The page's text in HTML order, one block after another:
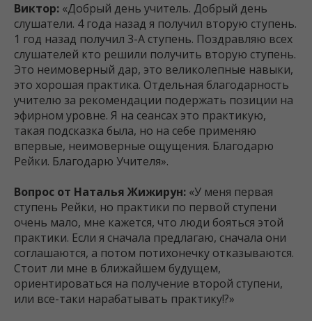
Виктор: «Добрый день учитель. Добрый день
слушатели. 4 года назад я получил вторую ступень.
1 год назад получил 3-А ступень. Поздравляю всех
слушателей кто решили получить вторую ступень.
Это неимоверный дар, это великолепные навыки,
это хорошая практика. Отдельная благодарность
учителю за рекомендации подержать позиции на
эфирном уровне. Я на сеансах это практикую,
такая подсказка была, но на себе применяю
впервые, неимоверные ощущения. Благодарю
Рейки. Благодарю Учителя».
Вопрос от Наталья Жижирун: «У меня первая
ступень Рейки, но практики по первой ступени
очень мало, мне кажется, что люди бояться этой
практики. Если я сначала предлагаю, сначала они
соглашаются, а потом потихонечку отказываются.
Стоит ли мне в ближайшем будущем,
ориентироваться на получение второй ступени,
или все-таки нарабатывать практику!?»